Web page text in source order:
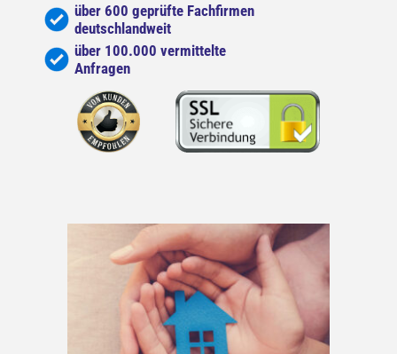
über 600 geprüfte Fachfirmen
deutschlandweit
über 100.000 vermittelte
Anfragen